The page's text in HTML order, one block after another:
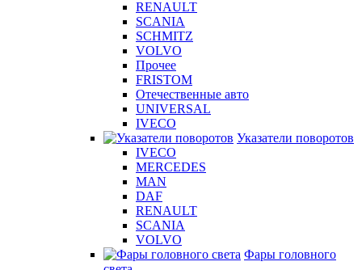
RENAULT
SCANIA
SCHMITZ
VOLVO
Прочее
FRISTOM
Отечественные авто
UNIVERSAL
IVECO
Указатели поворотов
IVECO
MERCEDES
MAN
DAF
RENAULT
SCANIA
VOLVO
Фары головного